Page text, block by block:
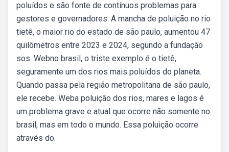
poluídos e são fonte de contínuos problemas para
gestores e governadores. A mancha de poluição no rio
tietê, o maior rio do estado de são paulo, aumentou 47
quilômetros entre 2023 e 2024, segundo a fundação
sos. Webno brasil, o triste exemplo é o tietê,
seguramente um dos rios mais poluídos do planeta.
Quando passa pela região metropolitana de são paulo,
ele recebe. Weba poluição dos rios, mares e lagos é
um problema grave e atual que ocorre não somente no
brasil, mas em todo o mundo. Essa poluição ocorre
através do.